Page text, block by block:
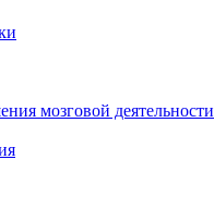
мозговой деятельности